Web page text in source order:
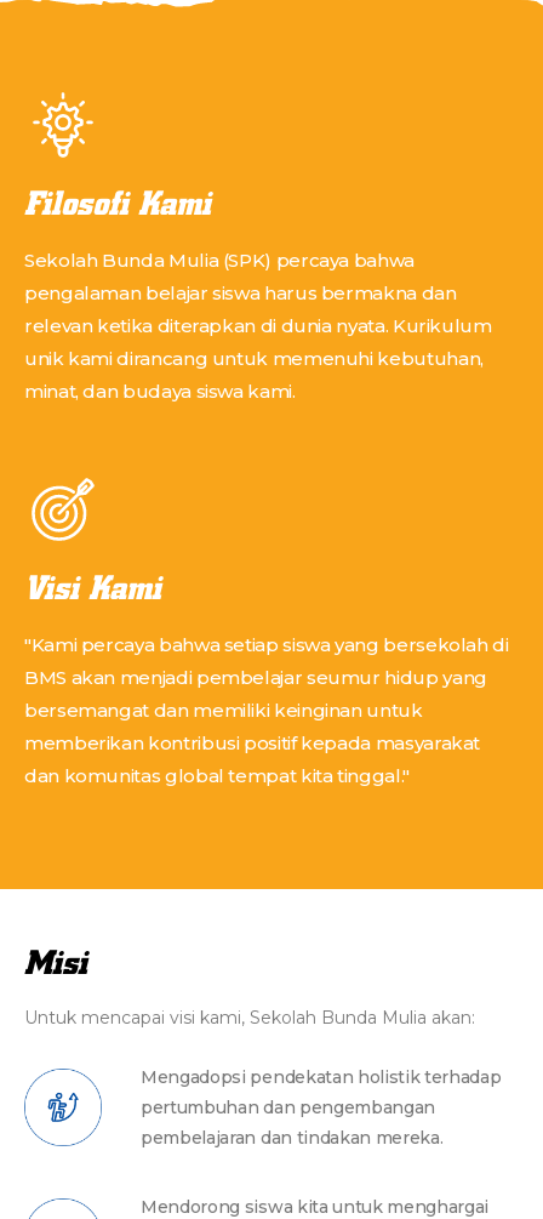
Filosofi Kami
Sekolah Bunda Mulia (SPK) percaya bahwa
pengalaman belajar siswa harus bermakna dan
relevan ketika diterapkan di dunia nyata. Kurikulum
unik kami dirancang untuk memenuhi kebutuhan,
minat, dan budaya siswa kami.
Visi Kami
"Kami percaya bahwa setiap siswa yang bersekolah di
BMS akan menjadi pembelajar seumur hidup yang
bersemangat dan memiliki keinginan untuk
memberikan kontribusi positif kepada masyarakat
dan komunitas global tempat kita tinggal."
Misi
Untuk mencapai visi kami, Sekolah Bunda Mulia akan:
Mengadopsi pendekatan holistik terhadap
pertumbuhan dan pengembangan
pembelajaran dan tindakan mereka.
Mendorong siswa kita untuk menghargai